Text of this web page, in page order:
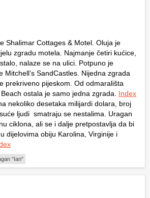
Shalimar Cottages & Motel. Oluja je
zgradu motela. Najmanje četiri kućice,
nalaze se na ulici. Potpuno je
Mitchell’s SandCastles. Nijedna zgrada
prekriveno pijeskom. Od odmarališta
ostala je samo jedna zgrada. Index
nekoliko desetaka milijardi dolara, broj
ljudi smatraju se nestalima. Uragan
ciklona, ali se i dalje pretpostavlja da bi
dijelovima obiju Karolina, Virginije i
"Ian"